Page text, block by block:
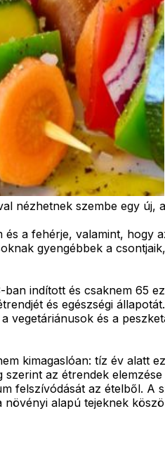
szembe egy új,
a fehérje, valamint, hogy
gyengébbek a
indított és csaknem 65
és egészségi
és a
kimagaslóan: tíz év alatt
az étrendek
felszívódását az ételből. A
alapú tejeknek